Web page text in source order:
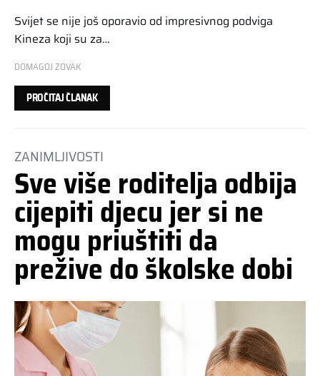
Svijet se nije još oporavio od impresivnog podviga
Kineza koji su za…
DOMAGOJ ZOVAK
PROČITAJ ČLANAK
ZANIMLJIVOSTI
Sve više roditelja odbija
cijepiti djecu jer si ne
mogu priuštiti da
prežive do školske dobi